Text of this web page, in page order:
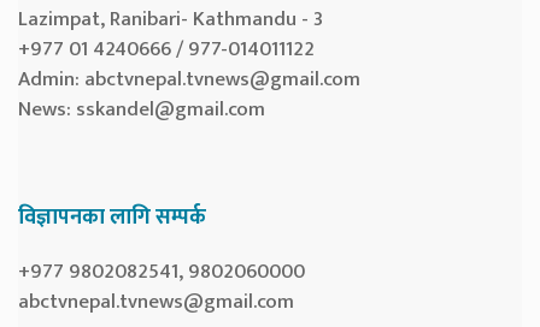
Lazimpat, Ranibari- Kathmandu - 3
+977 01 4240666 / 977-014011122
Admin: abctvnepal.tvnews@gmail.com
News: sskandel@gmail.com
विज्ञापनका लागि सम्पर्क
+977 9802082541, 9802060000
abctvnepal.tvnews@gmail.com